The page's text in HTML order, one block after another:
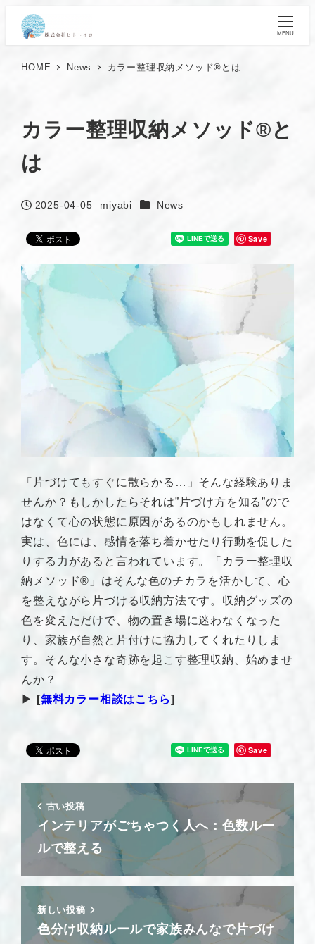
MENU
HOME News カラー整理収納メソッド®とは
カラー整理収納メソッド®と
は
投稿日
2025-04-05 miyabi カテゴリー
News
Save
「片づけてもすぐに散らかる…」そんな経験ありま
せんか？もしかしたらそれは”片づけ方を知る”ので
はなくて心の状態に原因があるのかもしれません。
実は、色には、感情を落ち着かせたり行動を促した
りする力があると言われています。「カラー整理収
納メソッド®」はそんな色のチカラを活かして、心
を整えながら片づける収納方法です。収納グッズの
色を変えただけで、物の置き場に迷わなくなった
り、家族が自然と片付けに協力してくれたりしま
す。そんな小さな奇跡を起こす整理収納、始めませ
んか？
▶︎
[無料カラー相談はこちら]
Save
古い投稿
インテリアがごちゃつく人へ：色数ルー
ルで整える
新しい投稿
色分け収納ルールで家族みんなで片づけ